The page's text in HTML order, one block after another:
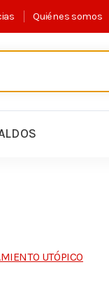
Quiénes somos
UTÓPICO